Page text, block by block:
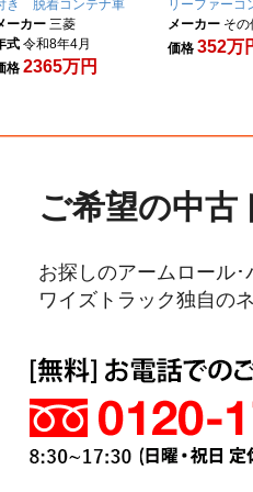
き 脱着コンテナ車
ーカー 三菱
式 令和8年4月
格 2365万円
リーファーコ
メーカー その
価格 352万
ご希望の中
お探しのアームロール
ワイズトラック独自の